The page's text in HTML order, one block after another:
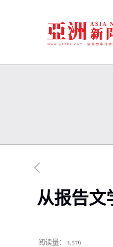
从报告文
阅读量： 1,576